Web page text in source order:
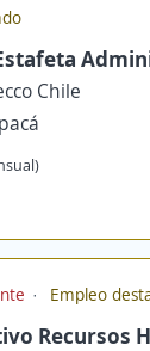
Chile
Empleo
Recursos